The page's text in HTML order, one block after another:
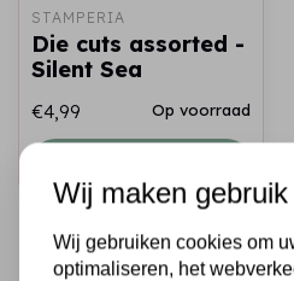
STAMPERIA
Die cuts assorted -
Silent Sea
€4,99 Op voorraad
Wij maken
Wij gebruiken cookies om
optimaliseren, het